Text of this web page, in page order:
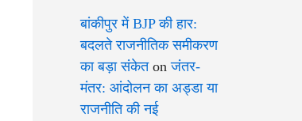
बांकीपुर में BJP की हार:
बदलते राजनीतिक समीकरण
का बड़ा संकेतonजंतर-
मंतर: आंदोलन का अड्डा या
राजनीति की नई